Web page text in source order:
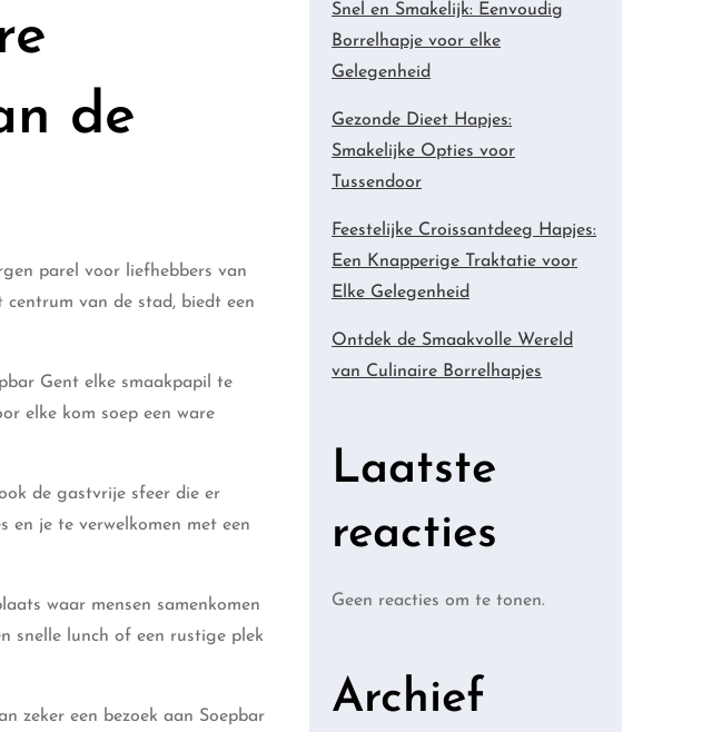
de
parel voor liefhebbers van
centrum van de stad, biedt een
Gent elke smaakpapil te
elke kom soep een ware
de gastvrije sfeer die er
en je te verwelkomen met een
waar mensen samenkomen
snelle lunch of een rustige plek
zeker een bezoek aan Soepbar
Snel en Smakelijk: Eenvoudig
Borrelhapje voor elke
Gelegenheid
Gezonde Dieet Hapjes:
Smakelijke Opties voor
Tussendoor
Feestelijke Croissantdeeg Hapjes:
Een Knapperige Traktatie voor
Elke Gelegenheid
Ontdek de Smaakvolle Wereld
van Culinaire Borrelhapjes
Laatste
reacties
Geen reacties om te tonen.
Archief